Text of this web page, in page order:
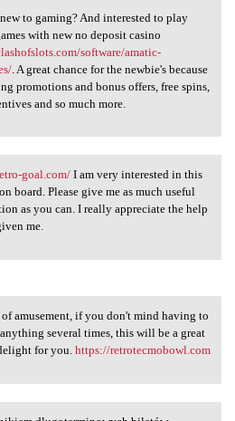
to gaming? And
to gaming? And interested to play
with new no deposit casino
software/amatic-
. A great chance for the newbie's because
promotions and bonus offers, free spins,
and so much more.
goal.com/ I am
goal.com/I am very interested in this
board. Please give me as much useful
as you can. I really appreciate the help
me.
of amusement, if you
of amusement, if you don't mind having to
several times, this will be a great
for you. https://retrotecmobowl.com